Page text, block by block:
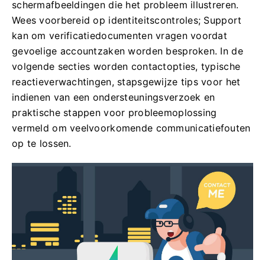
schermafbeeldingen die het probleem illustreren.
Wees voorbereid op identiteitscontroles; Support
kan om verificatiedocumenten vragen voordat
gevoelige accountzaken worden besproken. In de
volgende secties worden contactopties, typische
reactieverwachtingen, stapsgewijze tips voor het
indienen van een ondersteuningsverzoek en
praktische stappen voor probleemoplossing
vermeld om veelvoorkomende communicatiefouten
op te lossen.